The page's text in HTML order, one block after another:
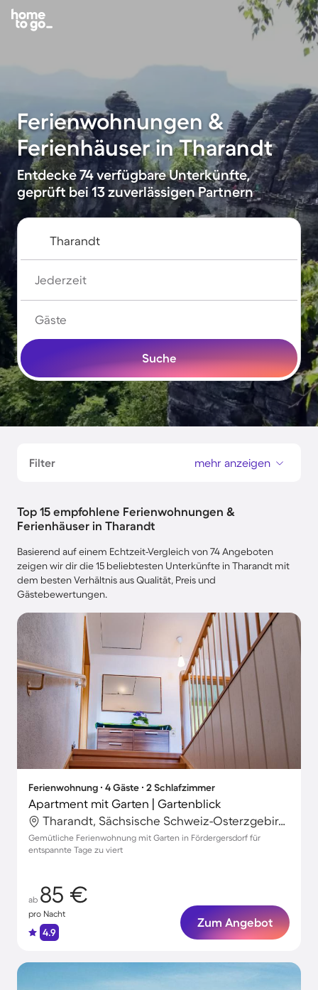
Ferienwohnungen &
Ferienhäuser in Tharandt
Entdecke 74 verfügbare Unterkünfte,
geprüft bei 13 zuverlässigen Partnern
Jederzeit
Gäste
Suche
Filter mehr anzeigen
Top 15 empfohlene Ferienwohnungen &
Ferienhäuser in Tharandt
Basierend auf einem Echtzeit-Vergleich von 74 Angeboten
zeigen wir dir die 15 beliebtesten Unterkünfte in Tharandt mit
dem besten Verhältnis aus Qualität, Preis und
Gästebewertungen.
Ferienwohnung ∙ 4 Gäste ∙ 2 Schlafzimmer
Apartment mit Garten | Gartenblick
Tharandt, Sächsische Schweiz-Osterzgebirge, Deutschland
Gemütliche Ferienwohnung mit Garten in Fördergersdorf für
entspannte Tage zu viert
ab 85 €
pro Nacht
4.9
Zum Angebot